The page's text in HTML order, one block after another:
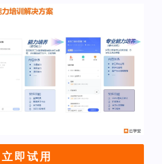
立即试用